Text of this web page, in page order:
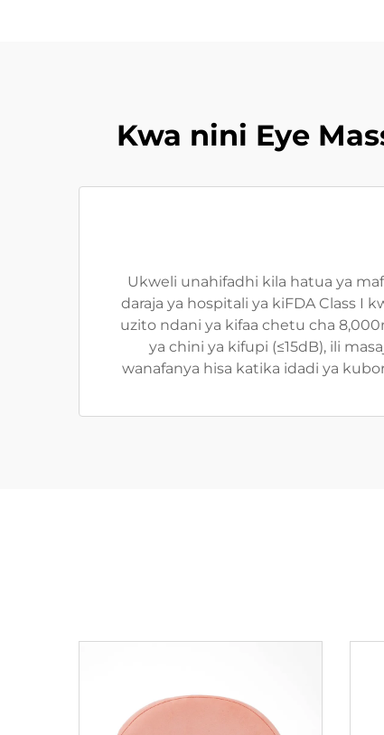
Kwa nini Eye
Ukweli unahifadhi kila hatua ya
daraja ya hospitali ya kiFDA Class I
uzito ndani ya kifaa chetu cha
ya chini ya kifupi (≤15dB), ili
wanafanya hisa katika idadi ya